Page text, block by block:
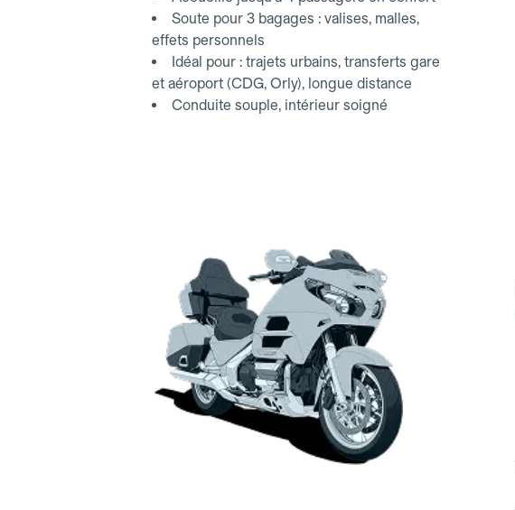
Soute pour 3 bagages : valises, malles,
effets personnels
Idéal pour : trajets urbains, transferts gare
et aéroport (CDG, Orly), longue distance
Conduite souple, intérieur soigné